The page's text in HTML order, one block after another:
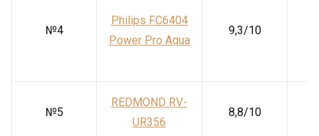
№4
Philips FC6404
Power Pro Aqua
9,3/10
№5
REDMOND RV-
UR356
8,8/10